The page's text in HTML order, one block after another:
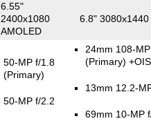
6.55"
2400x1080
AMOLED
6.8" 3080x1440
50-MP f/1.8
(Primary)
50-MP f/2.2
24mm 108-
(Primary) +OIS
13mm 12.2-
69mm 10-MP